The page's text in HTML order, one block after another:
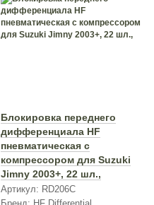
Блокировка переднего
дифференциала HF
пневматическая с
компрессором для Suzuki
Jimny 2003+, 22 шл.,
Артикул: RD206C